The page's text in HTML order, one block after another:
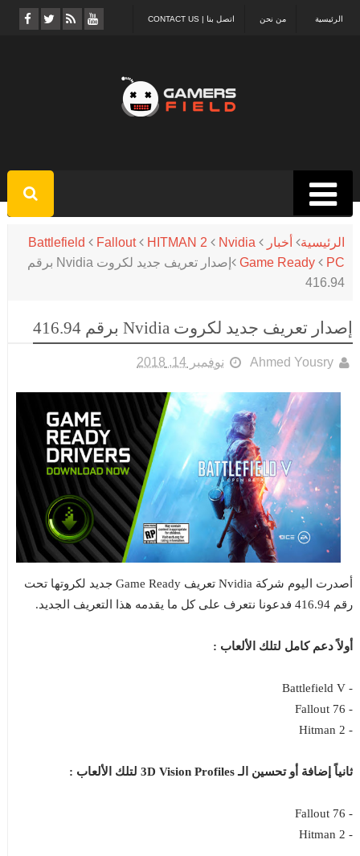
اتصل بنا | CONTACT US من نحن الرئيسية
الرئيسية أخبار Battlefield Fallout HITMAN 2
Nvidia
Game Ready
PC
إصدار تعريف جديد لكروت Nvidia برقم
416.94
إصدار تعريف جديد لكروت Nvidia برقم 416.94
Ahmed Yousry نوفمبر 14, 2018
أصدرت اليوم شركة Nvidia تعريف Game Ready جديد لكروتها تحت
رقم 416.94 فدعونا نتعرف على كل ما يقدمه هذا التعريف الجديد.
أولاً دعم كامل لتلك الألعاب :
- Battlefield V
- Fallout 76
- Hitman 2
ثانياً إضافة أو تحسين الـ 3D Vision Profiles لتلك الألعاب :
- Fallout 76
- Hitman 2